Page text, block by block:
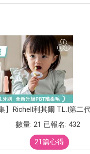
】Richell利其爾 T.L.I第二
數量: 21 已報名: 432
21篇心得